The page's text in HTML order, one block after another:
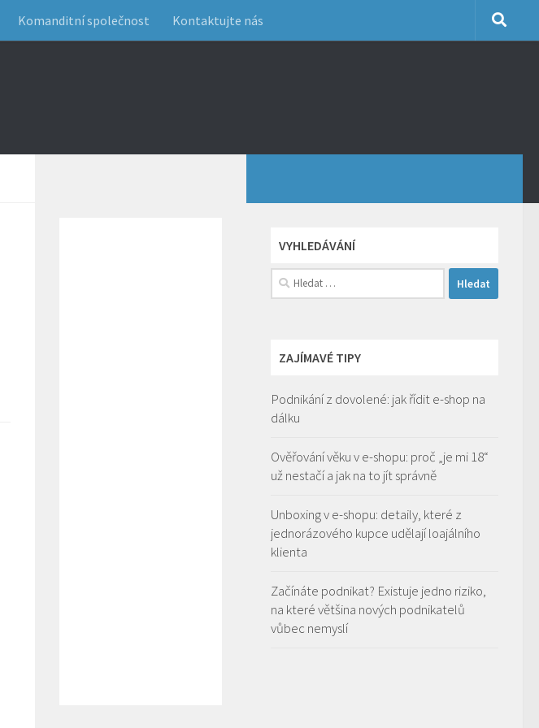
Komanditní společnost Kontaktujte nás
VYHLEDÁVÁNÍ
Vyhledávání
ZAJÍMAVÉ TIPY
Podnikání z dovolené: jak řídit e-shop na
dálku
Ověřování věku v e-shopu: proč „je mi 18“
už nestačí a jak na to jít správně
Unboxing v e-shopu: detaily, které z
jednorázového kupce udělají loajálního
klienta
Začínáte podnikat? Existuje jedno riziko,
na které většina nových podnikatelů
vůbec nemyslí